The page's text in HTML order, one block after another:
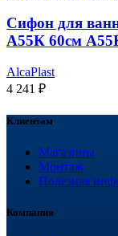
Сифон для
А55К 60см
AlcaPlast
4 241 ₽
Клиентам
Магазины
Монтаж
Полезная
Компания